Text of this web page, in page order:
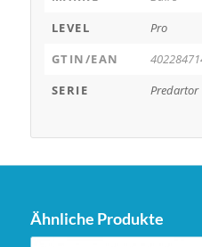
LEVEL
Pro
GTIN/EAN
SERIE
Predartor
Ähnliche Produkte